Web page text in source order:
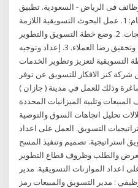
فى الرياض - السعودية. تطبيق
دون تسجيل! الوصف الوظيفي. المهام: 1. عمل البحوث التسويقية اللازمة
لدراسة السوق وتطوير المنتجات. 2. وضع خطة التسويق والتطوير
والتوفيق بين تحقيق أهداف الشركة وتحقيق رضا العملاء. 3. إعداد وتوجيه
التسويقية لتعزيز وتطوير الخدمات
كنز الافكار للتسويق عن توفر
وذلك للعمل في مدينة ( جازان )
وتلبية الميزانيات المحددة
تحليل اتجاهات السوق والتوصية
التسويق. العمل على اعداد
استراتيجية. تصميم وتنفيذ المسح
والطلب وظروف قطاع التطوير
اعداد الموازنات التسويقية. مدير
: مدير التسويق والمبيعات رمز